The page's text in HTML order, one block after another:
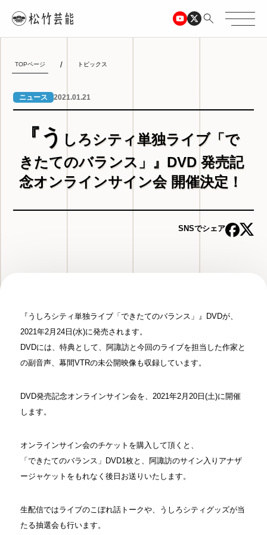
TOPページ トピックス
ニュース 2021.01.21
『う しろシティ単独ライブ「で
きたてのバランス」』DVD 発売記
念オンラインサイン会 開催決定！
SNSでシェア
『うしろシティ単独ライブ「できたてのバランス」』DVDが、
2021年2月24日(水)に発売されます。
DVDには、特典として、阿諏訪と今回のライブを担当した作家と
の副音声、幕間VTRの未公開映像も収録しています。
DVD発売記念オンラインサイン会を、2021年2月20日(土)に開催
します。
オンラインサイン会のチケットを購入して頂くと、
「できたてのバランス」DVD1枚と、阿諏訪のサイン入りアナザ
ージャケットをもれなく後日お送りいたします。
生配信ではライブのこぼれ話トークや、うしろシティグッズが当
たる抽選会も行います。